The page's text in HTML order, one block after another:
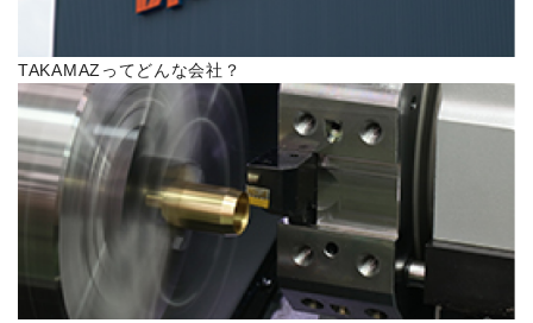
ご利用に際して
当社のセキュリティへの取り組み
プライバシーポリシー
ENGLISH
TAKAMAZってどんな会社？